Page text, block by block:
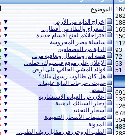
▼ بهاء الدين...
▼ بهاء الدين...
جديدة...
▼ بهاء الدين...
▼ بهاء الدين...
▼ سميه 44
23699
من...
▼ صدى الإيمان 1
حملة...
▼ يحي محمد 2
على ارض...
▼ صدى الإيمان 0
ملك؟
▼ بهاء الدين... 2761
▼ بهاء الدين...
2
▼ سيوا
▼ بهاء الدين...
▼
▼ بهاء الدين...
زيف الطب...
▼ بهاء الدين... 9